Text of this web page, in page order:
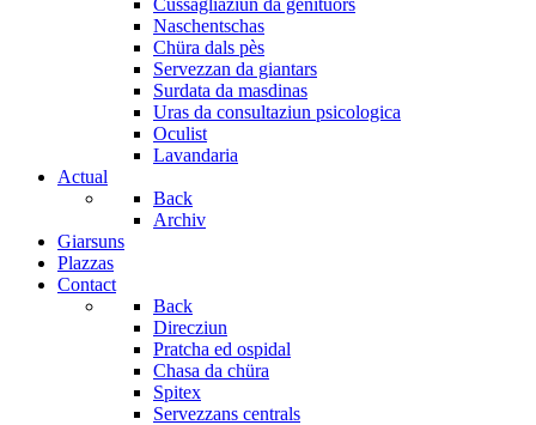
Cussagliaziun da genituors
Naschentschas
Chüra dals pès
Servezzan da giantars
Surdata da masdinas
Uras da consultaziun psicologica
Oculist
Lavandaria
Actual
Back
Archiv
Giarsuns
Plazzas
Contact
Back
Direcziun
Pratcha ed ospidal
Chasa da chüra
Spitex
Servezzans centrals